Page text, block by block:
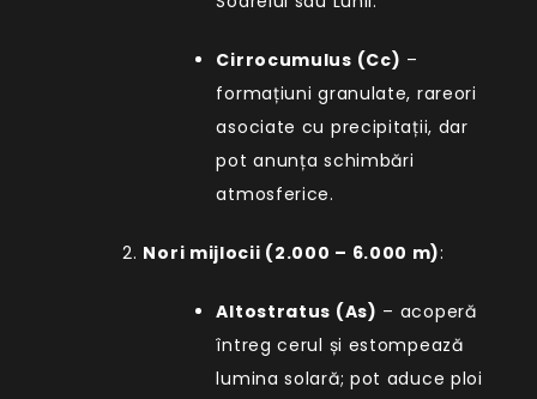
Cirrocumulus (Cc) –
formațiuni granulate, rareori
asociate cu precipitații, dar
pot anunța schimbări
atmosferice.
Nori mijlocii (2.000 – 6.000 m):
Altostratus (As) – acoperă
întreg cerul și estompează
lumina solară; pot aduce ploi